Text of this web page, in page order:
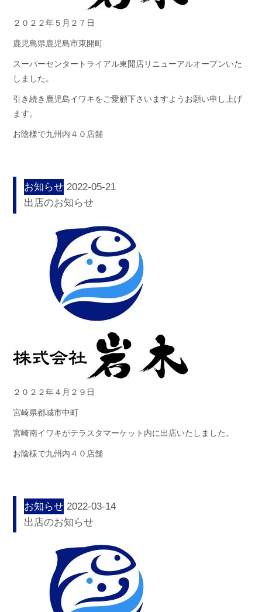
２０２２年５月２７日
鹿児島県鹿児島市東開町
スーパーセンタートライアル東開店リニューアルオープンいた
しました。
引き続き鹿児島イワキをご愛顧下さいますようお願い申し上げ
ます。
お陰様で九州内４０店舗
お知らせ 2022-05-21
出店のお知らせ
２０２２年４月２９日
宮崎県都城市中町
宮崎南イワキがテラスタマーケット内に出店いたしました。
お陰様で九州内４０店舗
お知らせ 2022-03-14
出店のお知らせ